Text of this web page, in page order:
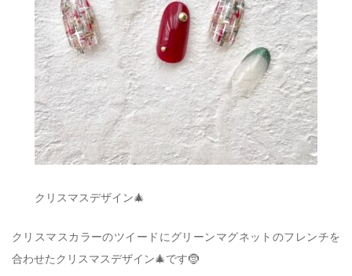
クリスマスデザイン🎄
クリスマスカラーのツイードにグリーンマグネットのフレンチを
合わせたクリスマスデザイン🎄です🤶